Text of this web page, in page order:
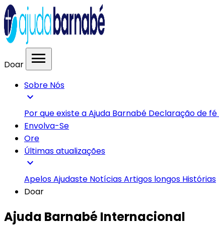
Doar menu
Sobre Nós
expand_more
Por que existe a Ajuda Barnabé Declaração de fé
Envolva-Se
Ore
Últimas atualizações
expand_more
ApelosAjudaste NotíciasArtigos longos Histórias
Doar
Ajuda Barnabé Internacional